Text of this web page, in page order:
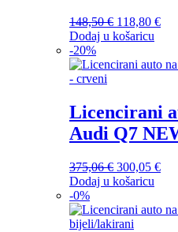
148,50€ Izvorna
cijena
je:
118,80 €
Dodaj u košaricu
-20%
Licencirani
Audi Q7
375,06€ Izvorna
cijena
je:
375,06 €.
300,05 €
Dodaj u košaricu
-0%